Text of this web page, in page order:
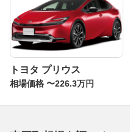
トヨタ プリウス
相場価格 〜226.3万円